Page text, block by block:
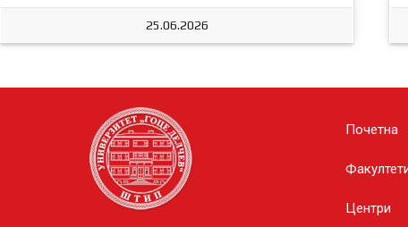
25.06.2026
Почетна
Центри